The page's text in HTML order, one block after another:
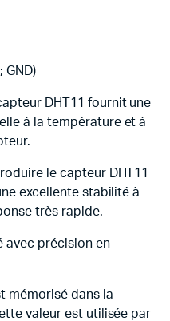
GND)
DHT11 fournit une
à la température et à
le capteur DHT11
excellente stabilité à
très rapide.
avec précision en
mémorisé dans la
valeur est utilisée par